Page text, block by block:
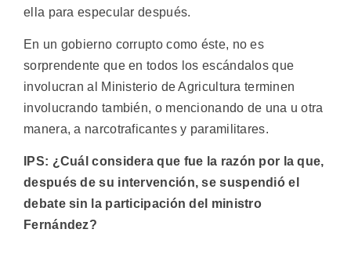
ella para especular después.
En un gobierno corrupto como éste, no es
sorprendente que en todos los escándalos que
involucran al Ministerio de Agricultura terminen
involucrando también, o mencionando de una u otra
manera, a narcotraficantes y paramilitares.
IPS: ¿Cuál considera que fue la razón por la que,
después de su intervención, se suspendió el
debate sin la participación del ministro
Fernández?